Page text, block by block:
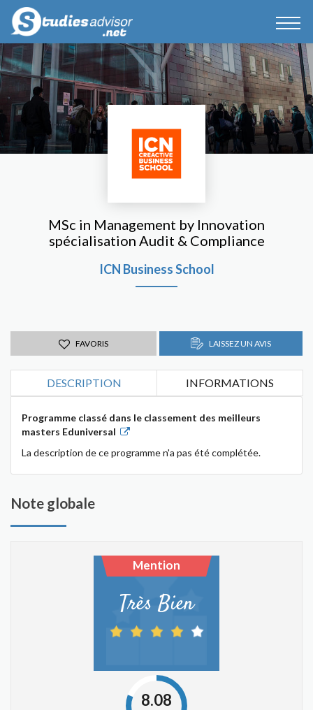
MSc in Management by Innovation
spécialisation Audit & Compliance
ICN Business School
FAVORIS LAISSEZ UN AVIS
DESCRIPTION INFORMATIONS
Programme classé dans le classement des meilleurs
masters Eduniversal
La description de ce programme n'a pas été complétée.
Note globale
Mention
Très Bien
8.08